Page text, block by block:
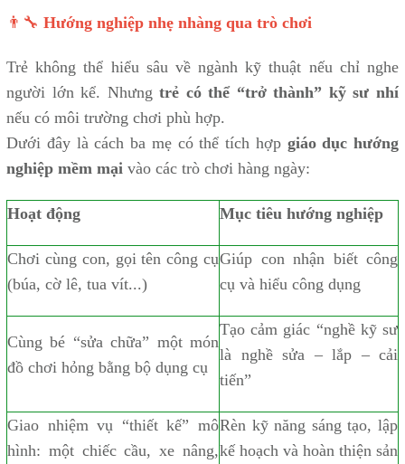
👨‍🔧 Hướng nghiệp nhẹ nhàng qua trò chơi
Trẻ không thể hiểu sâu về ngành kỹ thuật nếu chỉ nghe
người lớn kể. Nhưngtrẻ có thể “trở thành” kỹ sư nhí
nếu có môi trường chơi phù hợp.
Dưới đây là cách ba mẹ có thể tích hợp giáo dục hướng
nghiệp mềm mại vào các trò chơi hàng ngày:
Hoạt động Mục tiêu hướng nghiệp
Chơi cùng con, gọi tên công cụ
(búa, cờ lê, tua vít...)
Giúp con nhận biết công
cụ và hiểu công dụng
Cùng bé “sửa chữa” một món
đồ chơi hỏng bằng bộ dụng cụ
Tạo cảm giác “nghề kỹ sư
là nghề sửa – lắp – cải
tiến”
Giao nhiệm vụ “thiết kế” mô
hình: một chiếc cầu, xe nâng,
Rèn kỹ năng sáng tạo, lập
kế hoạch và hoàn thiện sản